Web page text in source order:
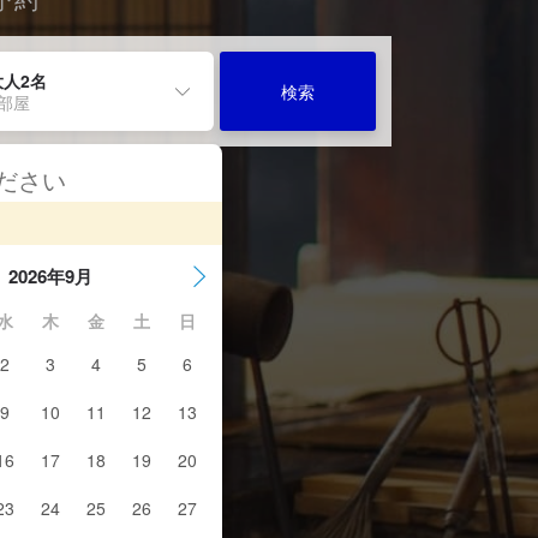
2名
屋
検索
さい
2026年9月
木 金 土
日
2
3 4 5
6
9
10 11 12
13
17 18 19
20
24 25 26 27